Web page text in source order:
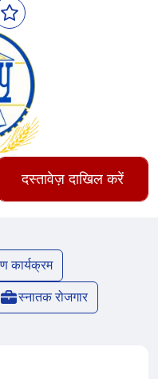
दस्तावेज़ दाखिल करें
कार्यक्रम
स्नातक रोजगार